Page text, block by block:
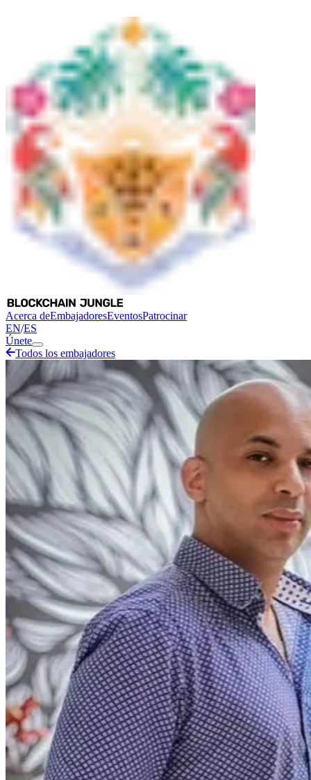
Acerca deEmbajadoresEventosPatrocinar
EN/ES
Únete
Todos los embajadores